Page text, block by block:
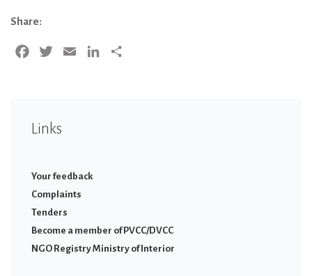
Share:
Facebook
Twitter Email LinkedIn
Links
Your feedback
Complaints
Tenders
Become a member of PVCC/DVCC
NGO Registry Ministry of Interior